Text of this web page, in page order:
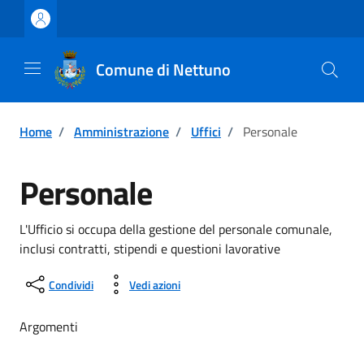
Vai ai contenuti
Vai al footer
Comune di Nettuno
Home / Amministrazione / Uffici / Personale
Personale
L'Ufficio si occupa della gestione del personale comunale,
inclusi contratti, stipendi e questioni lavorative
Condividi Vedi azioni
Argomenti